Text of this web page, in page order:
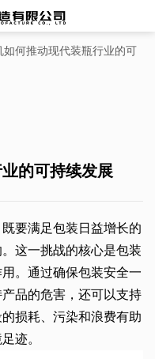
如何推动现代装瓶行业的可
的可持续发展
要满足包装日益增长的
这一挑战的核心是包装
。通过确保包装安全一
品的危害，还可以支持
损耗、污染和浪费有助
迹。